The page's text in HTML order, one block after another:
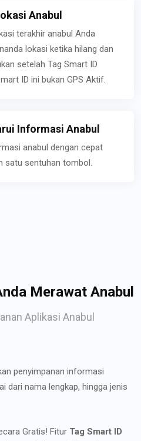
Anabul
terakhir anabul Anda
lokasi ketika hilang dan
setelah Tag Smart ID
ID ini bukan GPS Aktif.
Informasi Anabul
anabul dengan cepat
satu sentuhan tombol.
Merawat Anabul
Aplikasi Anabul
penyimpanan informasi
dari nama lengkap, hingga jenis
Gratis! Fitur Tag Smart ID